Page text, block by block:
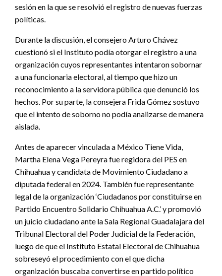
sesión en la que se resolvió el registro de nuevas fuerzas
políticas.
Durante la discusión, el consejero Arturo Chávez
cuestionó si el Instituto podía otorgar el registro a una
organización cuyos representantes intentaron sobornar
a una funcionaria electoral, al tiempo que hizo un
reconocimiento a la servidora pública que denunció los
hechos. Por su parte, la consejera Frida Gómez sostuvo
que el intento de soborno no podía analizarse de manera
aislada.
Antes de aparecer vinculada a México Tiene Vida,
Martha Elena Vega Pereyra fue regidora del PES en
Chihuahua y candidata de Movimiento Ciudadano a
diputada federal en 2024. También fue representante
legal de la organización ‘Ciudadanos por constituirse en
Partido Encuentro Solidario Chihuahua A.C.’ y promovió
un juicio ciudadano ante la Sala Regional Guadalajara del
Tribunal Electoral del Poder Judicial de la Federación,
luego de que el Instituto Estatal Electoral de Chihuahua
sobreseyó el procedimiento con el que dicha
organización buscaba convertirse en partido político